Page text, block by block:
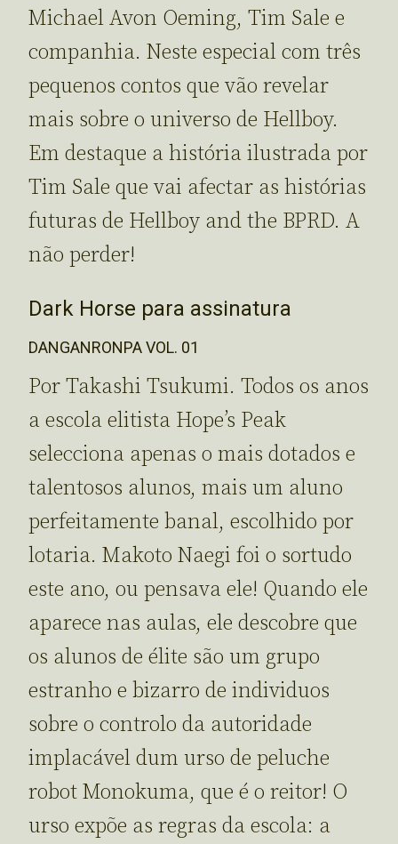
Michael Avon Oeming, Tim Sale e
companhia. Neste especial com três
pequenos contos que vão revelar
mais sobre o universo de Hellboy.
Em destaque a história ilustrada por
Tim Sale que vai afectar as histórias
futuras de Hellboy and the BPRD. A
não perder!
Dark Horse para assinatura
DANGANRONPA VOL. 01
Por Takashi Tsukumi. Todos os anos
a escola elitista Hope’s Peak
selecciona apenas o mais dotados e
talentosos alunos, mais um aluno
perfeitamente banal, escolhido por
lotaria. Makoto Naegi foi o sortudo
este ano, ou pensava ele! Quando ele
aparece nas aulas, ele descobre que
os alunos de élite são um grupo
estranho e bizarro de individuos
sobre o controlo da autoridade
implacável dum urso de peluche
robot Monokuma, que é o reitor! O
urso expõe as regras da escola: a